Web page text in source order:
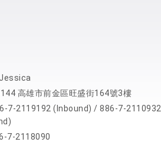
Jessica
高雄市前金區旺盛街164號3樓
7-2119192 (Inbound) / 886-7-2110932
7-2118090